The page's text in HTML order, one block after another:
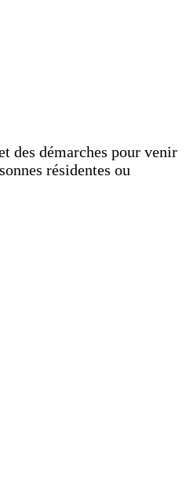
des démarches pour venir
résidentes ou